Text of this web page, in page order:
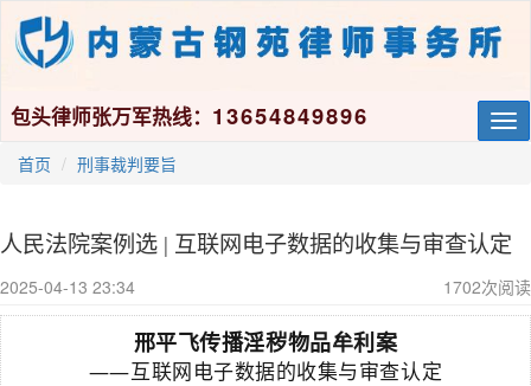
包头律师张万军热线： 13654849896
首页 刑事裁判要旨
人民法院案例选 | 互联网电子数据的收集与审查认定
2025-04-13 23:34 1702次阅读
邢平飞传播淫秽物品牟利案
——互联网电子数据的收集与审查认定